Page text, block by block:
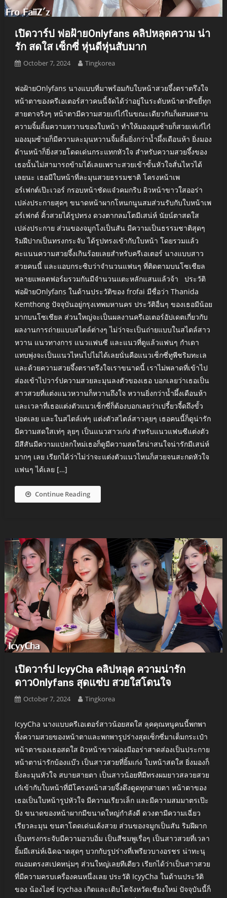
เปิดวาร์ป ฟอฝ้ายOnlyfans คลิปหลุดความ น่า
รัก สดใส เซ็กซี่ หุ่นดีหุ่นสับมาก
October 7, 2024 Tingkorea
ฟอฝ้ายOnlyfans นางแบบที่มาพร้อมกับใบหน้าสวยจึ้งตราตรึงใจ
หน้าตาของครีเอเตอร์สาวคนนี้จัดได้ว่าอยู่ในระดับหน้าตาดีขยี้ทุก
สายตาจริงๆ หน้าตามีความสวยเก๋ไก๋ในขณะเดียวกันก็ผสมผสาน
ความจิ้มลิ้มความหวานของใบหน้า ทำให้มองมุมซ้ายก็สวยเท่เก๋ไก๋
มองมุมซ้ายก็มีความละมุนหวานจิ้มลิ้มยิ่งกว่าน้ำผึ้งเดือนห้า ยิ่งมอง
ด้านหน้าก็ยิ่งสวยโดดเด่นกระแทกหัวใจ สำหรับความสวยจึ้งของ
เธอนั้นไม่สามารถข้ามได้เลยเพราะสวยเข้าขั้นหัวใจสั่นไหวได้
เลยนะ เธอมีใบหน้าที่ละมุนสวยธรรมชาติ โครงหน้าเพ
อร์เฟกต์เป๊ะเวอร์ กรอบหน้าชัดแจ๋วคมกริบ ผิวหน้าขาวใสออร่า
เปล่งประกายสุดๆ ขนาดหน้าผากโหนกนูนสมส่วนรับกับใบหน้าเพ
อร์เฟกต์ คิ้วสวยได้รูปทรง ดวงตากลมโตมีเสน่ห์ นัยน์ตาสดใส
เปล่งประกาย ส่วนของจมูกโงเป็นสัน มีความเป็นธรรมชาติสุดๆ
ริมฝีปากเป็นทรงกระจับ ได้รูปทรงเข้ากับใบหน้า โดยรวมแล้ว
คะแนนความสวยจึ้งเกินร้อยเลยสำหรับครีเอเตอร์ นางแบบสาว
สวยคนนี้ และแอบกระซิบว่าจำนวนแฟนๆ ที่ติดตามบนโซเชียล
หลายแพลตฟอร์มรวมกันมีจำนวนแตะหลักแสนแล้วจ้า ประวัติ
ฟอฝ้ายOnlyfans ในด้านประวัติของ frofai มีชื่อว่า Thanida
Kemthong ปัจจุบันอยู่กรุงเทพมหานคร ประวัติอื่นๆ ของเธอมีน้อย
มากบนโซเชียล ส่วนใหญ่จะเป็นผลงานครีเอเตอร์อัปเดตเกี่ยวกับ
ผลงานการถ่ายแบบสไตล์ต่างๆ ไม่ว่าจะเป็นถ่ายแบบในสไตล์สาว
หวาน แนวทางการ แนวแฟนซี และแนวที่ดูแล้วแฟนๆ กำเดา
แทบพุ่งจะเป็นแนวไหนไปไม่ได้เลยนั่นคือแนวเซ็กซี่ทูพีชริมทะเล
และด้วยความสวยจึ้งตราตรึงใจเราขนาดนี้ เราไม่พลาดที่เข้าไป
ส่องเข้าไปวาร์ปความสวยละมุนลงตัวของเธอ บอกเลยว่าเธอเป็น
สาวสวยที่แต่งแนวหวานก็หวานถึงใจ หวานยิ่งกว่าน้ำผึ้งเดือนห้า
และเวลาที่เธอแต่งตัวแนวเซ็กซี่ก็ต้องบอกเลยว่าเปรี้ยวจี้ดถึงขั้ว
ปอดเลย และในสไตล์เท่ๆ แต่งตัวสไตล์สาวลุยๆ เธอคนนี้ก็ดูน่ารัก
มีความสดใสเท่ๆ ลุยๆ เป็นแนวสาวเก่ง สำหรับแนวแฟนซีแต่งตัว
มีสีสันมีความแปลกใหม่เธอก็ดูมีความสดใสน่าสนใจน่ารักมีเสน่ห์
มากๆ เลย เรียกได้ว่าไม่ว่าจะแต่งตัวแนวไหนก็สวยจนสะกดหัวใจ
แฟนๆ ได้เลย […]
Continue Reading
เปิดวาร์ป IcyyCha คลิปหลุด ความน่ารัก
ดาวOnlyfans สุดแซ่บ สวยใสโดนใจ
October 7, 2024 Tingkorea
IcyyCha นางแบบครีเอเตอร์สาวน้อยสดใส ลุคคุณหนูคนนี้พกพา
ทั้งความสวยของหน้าตาและพกพารูปร่างสุดเซ็กซี่มาเต็มกระเป๋า
หน้าตาของเธอสดใส ผิวหน้าขาวผ่องมีออร่าสาดส่องเป็นประกาย
หน้าตาน่ารักบ้องแบ๊ว เป็นสาวสวยที่ยิ้มเก่ง ใบหน้าสดใส ยิ่งมองก็
ยิ่งละมุนหัวใจ สบายสายตา เป็นสาวน้อยทีมีทรงผมยาวสลวยสวย
เก๋เข้ากับใบหน้าที่มีโครงหน้าสวยจึ้งดึงดูดทุกสายตา หน้าตาของ
เธอเป็นใบหน้ารูปหัวใจ มีความเรียวเล็ก และมีความสมมาตรเป๊ะ
ปัง ขนาดของหน้าผากมีขนาดใหญ่กำลังดี ดวงตามีความเฉี่ยว
เรียวละมุน ขนตาโดดเด่นเด้งสวย ส่วนของจมูกเป็นสัน ริมฝีผาก
เป็นทรงกระจับมีความอวบอิ่ม เป็นสีชมพูเรื่อๆ เป็นสาวสวยที่เวลา
ยิ้มมีเสน่ห์เฉิดฉาดสุดๆ บวกกับรูปร่างที่เพรียวบางอรชร น่าทะนุ
ถนอมตรงสเปคหนุ่มๆ ส่วนใหญ่เลยทีเดียว เรียกได้ว่าเป็นสาวสวย
ที่มีความครบเครื่องคนหนึ่งเลย ประวัติ IcyyCha ในด้านประวัติ
ของ น้องไอซ์ Icychaa เกิดและเติบโตจังหวัดเชียงใหม่ ปัจจุบันนี้ก็